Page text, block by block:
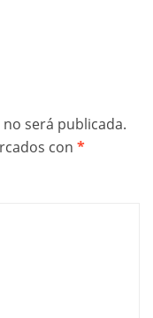
será publicada.
con *